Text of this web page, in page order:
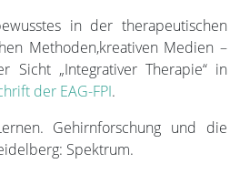
in der therapeutischen
Methoden,kreativen Medien –
Sicht „Integrativer Therapie“ in
der EAG-FPI.
Gehirnforschung und die
Spektrum.